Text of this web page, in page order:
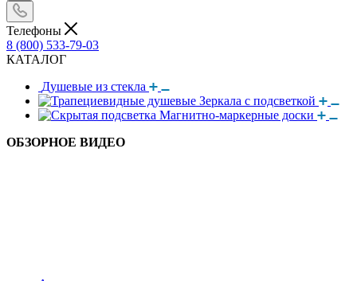
Телефоны
8 (800) 533-79-03
КАТАЛОГ
Душевые из стекла
Зеркала с подсветкой
Магнитно-маркерные доски
ОБЗОРНОЕ ВИДЕО